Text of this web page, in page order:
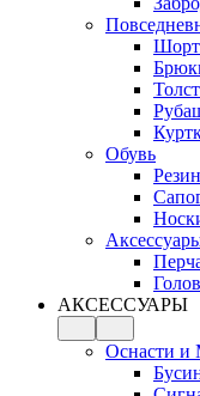
Обувь
АКСЕССУАРЫ
Оснасти и